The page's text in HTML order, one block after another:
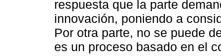
respuesta que la parte
innovación, poniendo a
Por otra parte, no se puede
es un proceso basado en el